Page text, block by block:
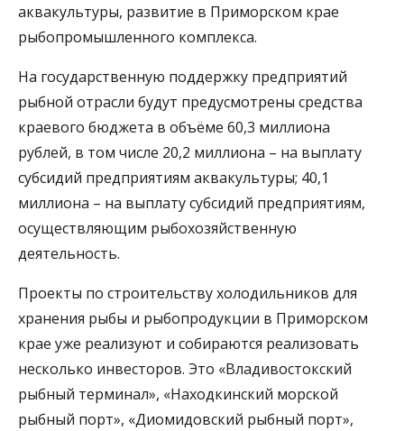
аквакультуры, развитие в Приморском крае
рыбопромышленного комплекса.
На государственную поддержку предприятий
рыбной отрасли будут предусмотрены средства
краевого бюджета в объёме 60,3 миллиона
рублей, в том числе 20,2 миллиона – на выплату
субсидий предприятиям аквакультуры; 40,1
миллиона – на выплату субсидий предприятиям,
осуществляющим рыбохозяйственную
деятельность.
Проекты по строительству холодильников для
хранения рыбы и рыбопродукции в Приморском
крае уже реализуют и собираются реализовать
несколько инвесторов. Это «Владивостокский
рыбный терминал», «Находкинский морской
рыбный порт», «Диомидовский рыбный порт»,